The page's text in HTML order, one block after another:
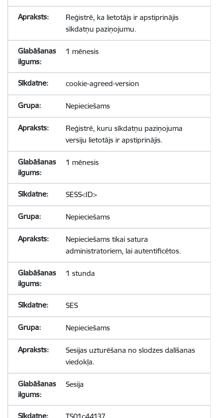
Reģistrē, ka lietotājs ir apstiprinājis
sīkdatņu paziņojumu.
1 mēnesis
cookie-agreed-version
Nepieciešams
Reģistrē, kuru sīkdatņu paziņojuma
versiju lietotājs ir apstiprinājis.
1 mēnesis
SESS<ID>
Nepieciešams
Nepieciešams tikai satura
administratoriem, lai autentificētos.
1 stunda
SES
Nepieciešams
Sesijas uzturēšana no slodzes dalīšanas
viedokļa.
Sesija